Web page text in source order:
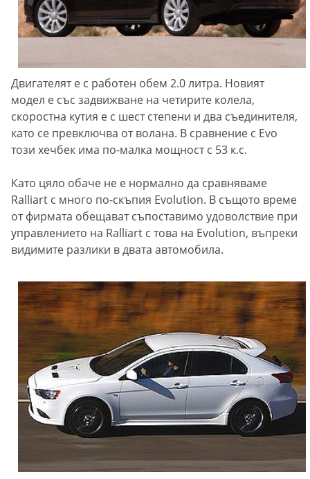
Двигателят е с работен обем 2.0 литра. Новият
модел е със задвижване на четирите колела,
скоростна кутия е с шест степени и два съединителя,
като се превключва от волана. В сравнение с Evo
този хечбек има по-малка мощност с 53 к.с.
Като цяло обаче не е нормално да сравняваме
Ralliart с много по-скъпия Evolution. В същото време
от фирмата обещават съпоставимо удоволствие при
управлението на Ralliart с това на Еvolution, въпреки
видимите разлики в двата автомобила.